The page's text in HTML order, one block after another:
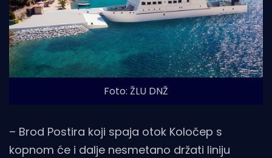
Foto: ŽLU DNŽ
– Brod Postira koji spaja otok Koločep s
kopnom će i dalje nesmetano držati liniju